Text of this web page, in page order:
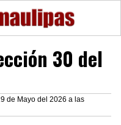
30 del
de Mayo del 2026 a las